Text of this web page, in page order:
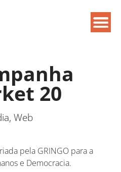
20
Web
pela GRINGO para a
e Democracia.